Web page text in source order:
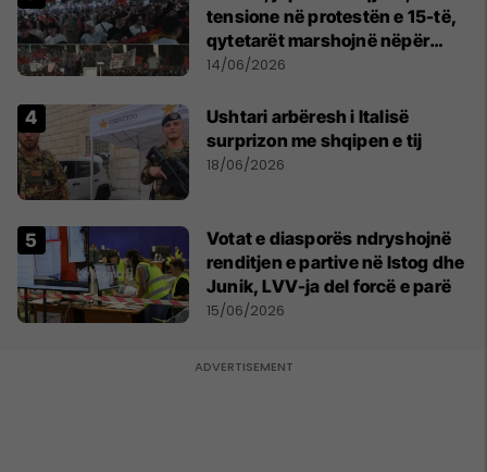
tensione në protestën e 15-të,
qytetarët marshojnë nëpër
kryeqytet
14/06/2026
Ushtari arbëresh i Italisë
surprizon me shqipen e tij
18/06/2026
Votat e diasporës ndryshojnë
renditjen e partive në Istog dhe
Junik, LVV-ja del forcë e parë
15/06/2026